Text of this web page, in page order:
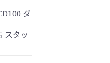
ダ
スタッ